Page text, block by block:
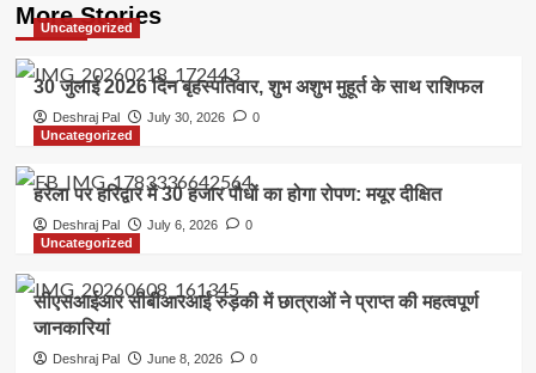
More Stories
Uncategorized
30 जुलाई 2026 दिन बृहस्पतिवार, शुभ अशुभ मुहूर्त के साथ राशिफल
Deshraj Pal July 30, 2026
0
Uncategorized
हरेला पर हरिद्वार में 30 हजार पौधों का होगा रोपण: मयूर दीक्षित
Deshraj Pal July 6, 2026
0
Uncategorized
सीएसआईआर सीबीआरआई रुड़की में छात्राओं ने प्राप्त की महत्वपूर्ण
जानकारियां
Deshraj Pal June 8, 2026 0